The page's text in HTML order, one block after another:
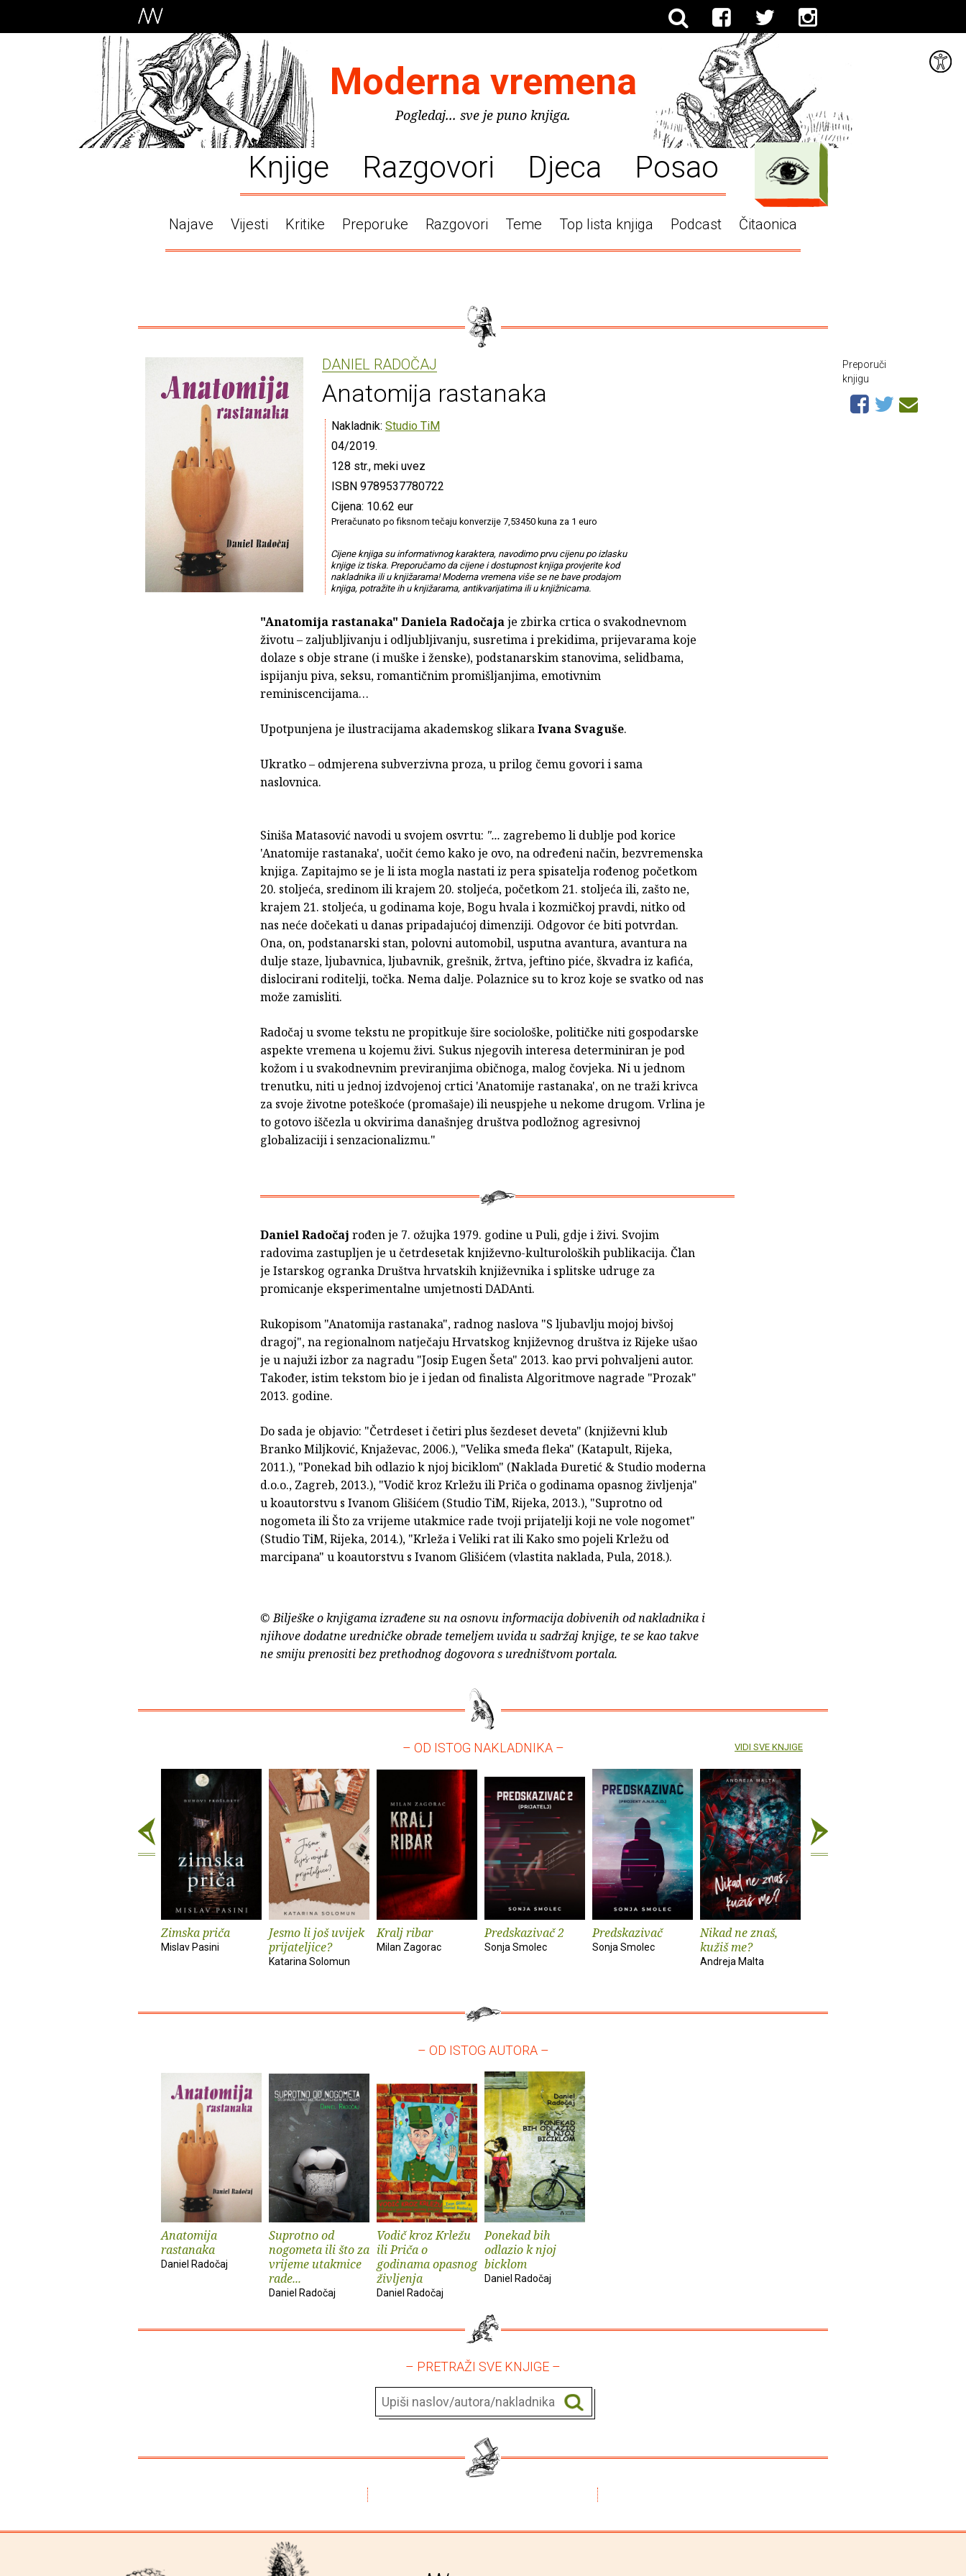
Moderna vremena
Pogledaj... sve je puno knjiga.
Knjige Razgovori Djeca Posao
Najave Vijesti Kritike Preporuke Razgovori Teme Top lista knjiga Podcast Čitaonica
DANIEL RADOČAJ
Anatomija rastanaka
Nakladnik: Studio TiM
04/2019.
128 str., meki uvez
ISBN 9789537780722
Cijena: 10.62 eur
Preračunato po fiksnom tečaju konverzije 7,53450 kuna za 1 euro
Cijene knjiga su informativnog karaktera, navodimo prvu cijenu po izlasku
knjige iz tiska. Preporučamo da cijene i dostupnost knjiga provjerite kod
nakladnika ili u knjižarama! Moderna vremena više se ne bave prodajom
knjiga, potražite ih u knjižarama, antikvarijatima ili u knjižnicama.
"Anatomija rastanaka" Daniela Radočajaje zbirka crtica o svakodnevnom
životu – zaljubljivanju i odljubljivanju, susretima i prekidima, prijevarama koje
dolaze s obje strane (i muške i ženske), podstanarskim stanovima, selidbama,
ispijanju piva, seksu, romantičnim promišljanjima, emotivnim
reminiscencijama…
Upotpunjena je ilustracijama akademskog slikaraIvana Svaguše.
Ukratko – odmjerena subverzivna proza, u prilog čemu govori i sama
naslovnica.
Siniša Matasović navodi u svojem osvrtu: "... zagrebemo li dublje pod korice
'Anatomije rastanaka', uočit ćemo kako je ovo, na određeni način, bezvremenska
knjiga. Zapitajmo se je li ista mogla nastati iz pera spisatelja rođenog početkom
20. stoljeća, sredinom ili krajem 20. stoljeća, početkom 21. stoljeća ili, zašto ne,
krajem 21. stoljeća, u godinama koje, Bogu hvala i kozmičkoj pravdi, nitko od
nas neće dočekati u danas pripadajućoj dimenziji. Odgovor će biti potvrdan.
Ona, on, podstanarski stan, polovni automobil, usputna avantura, avantura na
dulje staze, ljubavnica, ljubavnik, grešnik, žrtva, jeftino piće, škvadra iz kafića,
dislocirani roditelji, točka. Nema dalje. Polaznice su to kroz koje se svatko od nas
može zamisliti.
Radočaj u svome tekstu ne propitkuje šire sociološke, političke niti gospodarske
aspekte vremena u kojemu živi. Sukus njegovih interesa determiniran je pod
kožom i u svakodnevnim previranjima običnoga, malog čovjeka. Ni u jednom
trenutku, niti u jednoj izdvojenoj crtici 'Anatomije rastanaka', on ne traži krivca
za svoje životne poteškoće (promašaje) ili neuspjehe u nekome drugom. Vrlina je
to gotovo iščezla u okvirima današnjeg društva podložnog agresivnoj
globalizaciji i senzacionalizmu."
Daniel Radočaj rođen je 7. ožujka 1979. godine u Puli, gdje i živi. Svojim
radovima zastupljen je u četrdesetak književno-kulturoloških publikacija. Član
je Istarskog ogranka Društva hrvatskih književnika i splitske udruge za
promicanje eksperimentalne umjetnosti DADAnti.
Rukopisom "Anatomija rastanaka", radnog naslova "S ljubavlju mojoj bivšoj
dragoj", na regionalnom natječaju Hrvatskog književnog društva iz Rijeke ušao
je u najuži izbor za nagradu "Josip Eugen Šeta" 2013. kao prvi pohvaljeni autor.
Također, istim tekstom bio je i jedan od finalista Algoritmove nagrade "Prozak"
2013. godine.
Do sada je objavio: "Četrdeset i četiri plus šezdeset deveta" (književni klub
Branko Miljković, Knjaževac, 2006.), "Velika smeđa fleka" (Katapult, Rijeka,
2011.), "Ponekad bih odlazio k njoj biciklom" (Naklada Đuretić & Studio moderna
d.o.o., Zagreb, 2013.), "Vodič kroz Krležu ili Priča o godinama opasnog življenja"
u koautorstvu s Ivanom Glišićem (Studio TiM, Rijeka, 2013.), "Suprotno od
nogometa ili Što za vrijeme utakmice rade tvoji prijatelji koji ne vole nogomet"
(Studio TiM, Rijeka, 2014.), "Krleža i Veliki rat ili Kako smo pojeli Krležu od
marcipana" u koautorstvu s Ivanom Glišićem (vlastita naklada, Pula, 2018.).
© Bilješke o knjigama izrađene su na osnovu informacija dobivenih od nakladnika i
njihove dodatne uredničke obrade temeljem uvida u sadržaj knjige, te se kao takve
ne smiju prenositi bez prethodnog dogovora s uredništvom portala.
Preporuči
knjigu
– OD ISTOG NAKLADNIKA –
Zimska priča
Mislav Pasini
Jesmo li još uvijek
prijateljice?
Katarina Solomun
Kralj ribar
Milan Zagorac
Predskazivač 2
Sonja Smolec
Predskazivač
Sonja Smolec
Nikad ne znaš,
kužiš me?
Andreja Malta
VIDI SVE KNJIGE
– OD ISTOG AUTORA –
Anatomija
rastanaka
Daniel Radočaj
Suprotno od
nogometa ili što za
vrijeme utakmice
rade...
Daniel Radočaj
Vodič kroz Krležu
ili Priča o
godinama opasnog
življenja
Daniel Radočaj
Ponekad bih
odlazio k njoj
bicklom
Daniel Radočaj
– PRETRAŽI SVE KNJIGE –